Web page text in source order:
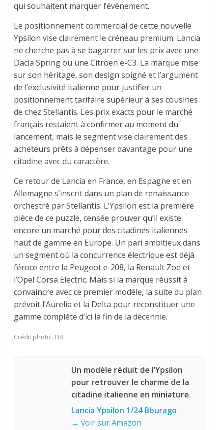
qui souhaitent marquer l’événement.
Le positionnement commercial de cette nouvelle
Ypsilon vise clairement le créneau premium. Lancia
ne cherche pas à se bagarrer sur les prix avec une
Dacia Spring ou une Citroën e-C3. La marque mise
sur son héritage, son design soigné et l’argument
de l’exclusivité italienne pour justifier un
positionnement tarifaire supérieur à ses cousines
de chez Stellantis. Les prix exacts pour le marché
français restaient à confirmer au moment du
lancement, mais le segment vise clairement des
acheteurs prêts à dépenser davantage pour une
citadine avec du caractère.
Ce retour de Lancia en France, en Espagne et en
Allemagne s’inscrit dans un plan de renaissance
orchestré par Stellantis. L’Ypsilon est la première
pièce de ce puzzle, censée prouver qu’il existe
encore un marché pour des citadines italiennes
haut de gamme en Europe. Un pari ambitieux dans
un segment où la concurrence électrique est déjà
féroce entre la Peugeot e-208, la Renault Zoe et
l’Opel Corsa Electric. Mais si la marque réussit à
convaincre avec ce premier modèle, la suite du plan
prévoit l’Aurelia et la Delta pour reconstituer une
gamme complète d’ici la fin de la décennie.
Crédit photo : DR
Un modèle réduit de l’Ypsilon
pour retrouver le charme de la
citadine italienne en miniature.
Lancia Ypsilon 1/24 Bburago
→ voir sur Amazon